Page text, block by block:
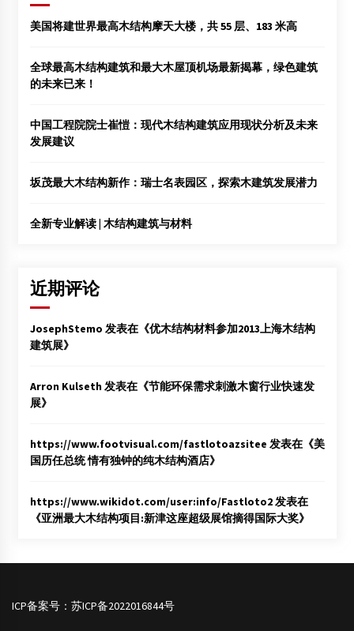
美国将建世界最高木结构摩天大楼，共 55 层、183 米高
全球最高木结构建筑和最大木屋顶机场最新揭幕，绿色建筑
的未来已来！
中国工程院院士崔愷：现代木结构建筑应用现状分析及未来
发展建议
坂茂最大木结构新作：瑞士名表园区，探索木建筑发展潜力
全新专业解读 | 木结构建筑与材料
近期评论
JosephStemo 发表在《优木结构材料参加2013上海木结构
建筑展》
Arron Kulseth发表在《节能环保需求刺激木窗行业快速发
展》
https://www.footvisual.com/fastlotoazsitee 发表在《美
国历任总统 情有独钟的纯木结构酒店》
https://www.wikidot.com/user:info/Fastloto2发表在
《亚洲最大木结构项目:新津这座超级展馆摘得国际大奖》
ICP备案号： 苏ICP备2022016844号